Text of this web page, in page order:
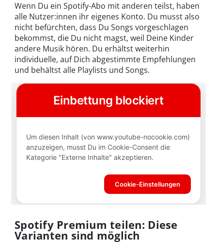
Wenn Du ein Spotify-Abo mit anderen teilst, haben
alle Nutzer:innen ihr eigenes Konto. Du musst also
nicht befürchten, dass Du Songs vorgeschlagen
bekommst, die Du nicht magst, weil Deine Kinder
andere Musik hören. Du erhältst weiterhin
individuelle, auf Dich abgestimmte Empfehlungen
und behältst alle Playlists und Songs.
Spotify Premium teilen: Diese
Varianten sind möglich